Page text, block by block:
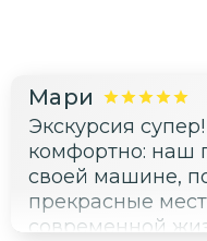
Мари
Экскурсия
комфортно: наш
своей машине,
прекрасные
современной